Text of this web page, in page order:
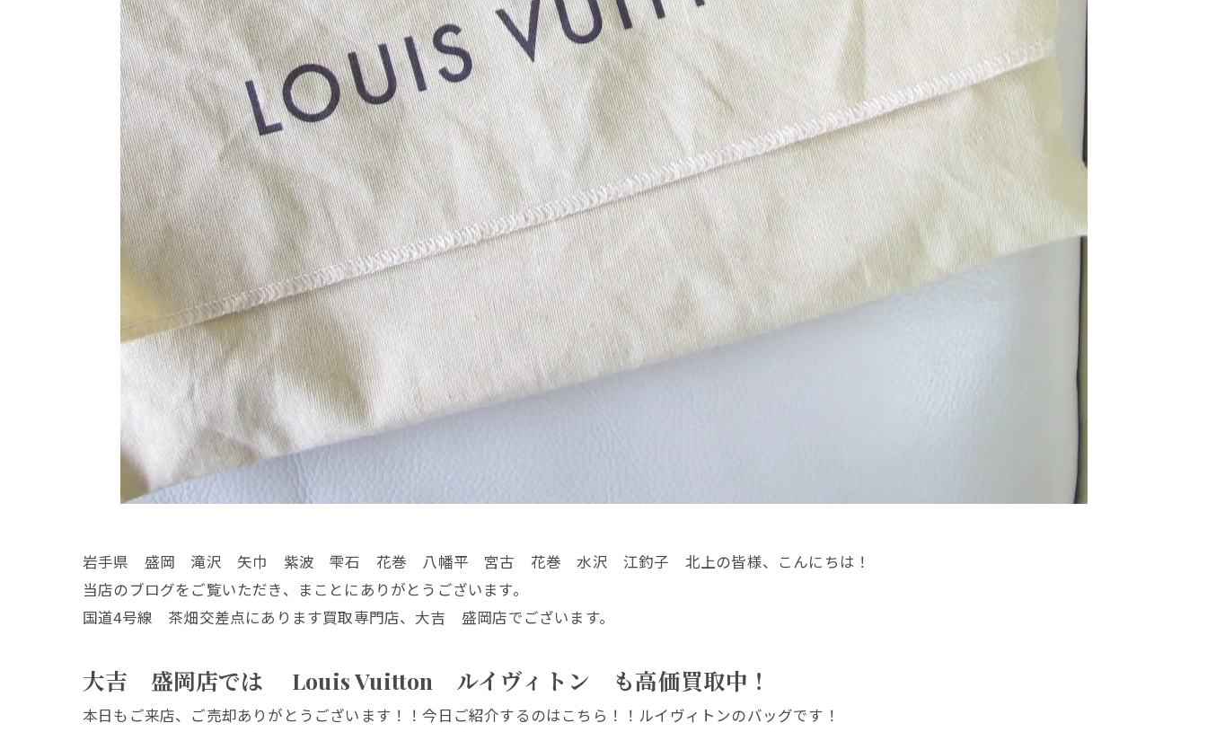
岩手県 盛岡 滝沢 矢巾 紫波 雫石 花巻 八幡平 宮古 花巻 水沢 江釣子 北上の皆様、こんにちは！
当店のブログをご覧いただき、まことにありがとうございます。
国道4号線 茶畑交差点にあります買取専門店、大吉 盛岡店でございます。
大吉 盛岡店では Louis Vuitton ルイヴィトン も高価買取中！
本日もご来店、ご売却ありがとうございます！！今日ご紹介するのはこちら！！ルイヴィトンのバッグです！